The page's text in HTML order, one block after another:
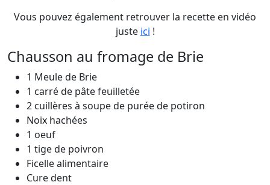
Vous pouvez également retrouver la recette en vidéo
juste ici !
Chausson au fromage de Brie
1 Meule de Brie
1 carré de pâte feuilletée
2 cuillères à soupe de purée de potiron
Noix hachées
1 oeuf
1 tige de poivron
Ficelle alimentaire
Cure dent